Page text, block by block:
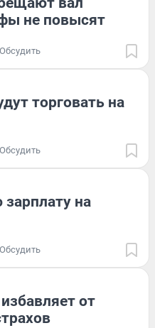
не повысят
Обсудить
торговать на
Обсудить
на
Обсудить
от